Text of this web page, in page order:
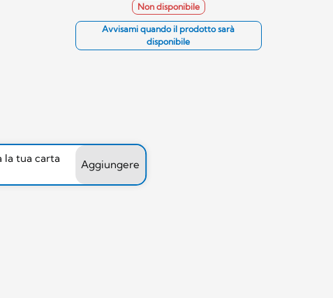
Non disponibile
Avvisami quando il prodotto sarà
disponibile
la tua carta
Aggiungere